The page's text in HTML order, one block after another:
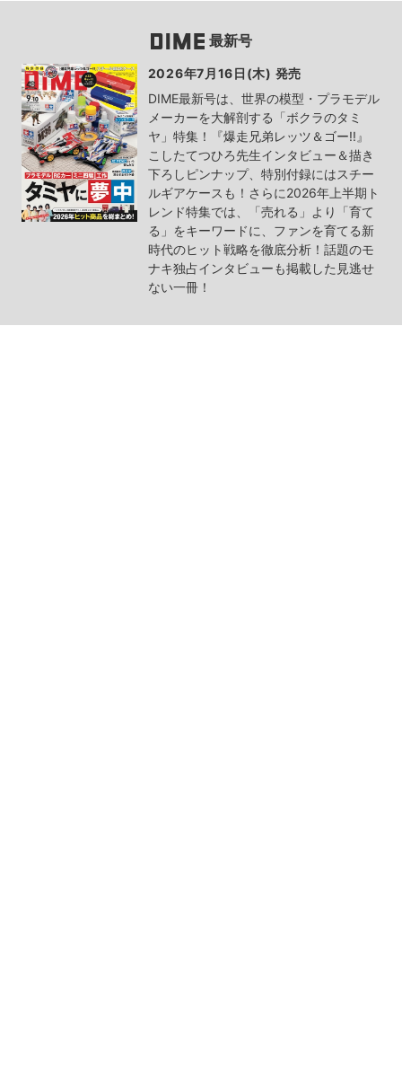
最新号
2026年7月16日(木) 発売
DIME最新号は、世界の模型・プラモデル
メーカーを大解剖する「ボクラのタミ
ヤ」特集！『爆走兄弟レッツ＆ゴー!!』
こしたてつひろ先生インタビュー＆描き
下ろしピンナップ、特別付録にはスチー
ルギアケースも！さらに2026年上半期ト
レンド特集では、「売れる」より「育て
る」をキーワードに、ファンを育てる新
時代のヒット戦略を徹底分析！話題のモ
ナキ独占インタビューも掲載した見逃せ
ない一冊！